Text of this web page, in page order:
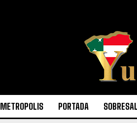
METROPOLIS PORTADA